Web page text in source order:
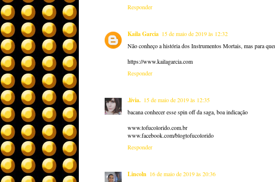
Responder
Kaila Garcia 15 de maio de 2019 às 12:32
Não conheço a história dos Instrumentos Mortais, mas para
https://www.kailagarcia.com
Responder
.lívia. 15 de maio de 2019 às 12:35
bacana conhecer esse spin off da saga, boa indicação
www.tofucolorido.com.br
www.facebook.com/blogtofucolorido
Responder
Lincoln 16 de maio de 2019 às 20:36